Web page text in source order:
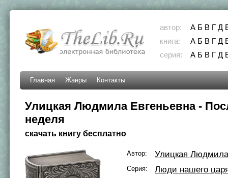
автор: А Б В Г Д
книга:
А Б В Г Д
серия:
А Б В Г Д
Главная Жанры Контакты
Улицкая Людмила Евгеньевна -
неделя
скачать книгу бесплатно
Автор: Улицкая
Серия:
Люди нашего